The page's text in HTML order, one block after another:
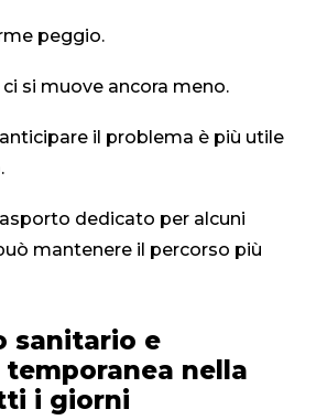
peggio.
si muove ancora meno.
il problema è più utile
dedicato per alcuni
mantenere il percorso più
sanitario e
nella
i giorni